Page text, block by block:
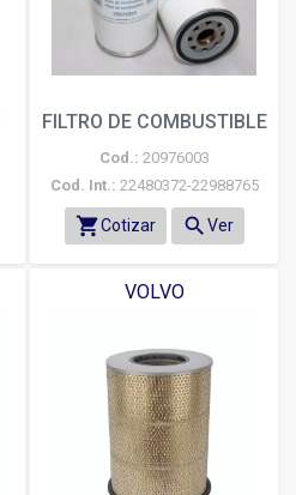
FILTRO DE COMBUSTIBLE
Cod.: 20976003
Cod. Int.: 22480372-22988765
shopping_cartCotizar search Ver
VOLVO